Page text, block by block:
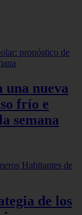
una nueva
frío e
semana
de los